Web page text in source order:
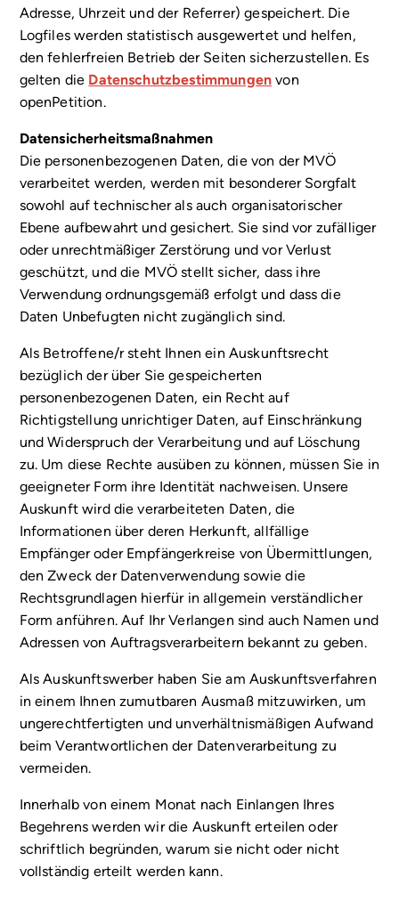
Adresse, Uhrzeit und der Referrer) gespeichert. Die
Logfiles werden statistisch ausgewertet und helfen,
den fehlerfreien Betrieb der Seiten sicherzustellen. Es
gelten die Datenschutzbestimmungen von
openPetition.
Datensicherheitsmaßnahmen
Die personenbezogenen Daten, die von der MVÖ
verarbeitet werden, werden mit besonderer Sorgfalt
sowohl auf technischer als auch organisatorischer
Ebene aufbewahrt und gesichert. Sie sind vor zufälliger
oder unrechtmäßiger Zerstörung und vor Verlust
geschützt, und die MVÖ stellt sicher, dass ihre
Verwendung ordnungsgemäß erfolgt und dass die
Daten Unbefugten nicht zugänglich sind.
Als Betroffene/r steht Ihnen ein Auskunftsrecht
bezüglich der über Sie gespeicherten
personenbezogenen Daten, ein Recht auf
Richtigstellung unrichtiger Daten, auf Einschränkung
und Widerspruch der Verarbeitung und auf Löschung
zu. Um diese Rechte ausüben zu können, müssen Sie in
geeigneter Form ihre Identität nachweisen. Unsere
Auskunft wird die verarbeiteten Daten, die
Informationen über deren Herkunft, allfällige
Empfänger oder Empfängerkreise von Übermittlungen,
den Zweck der Datenverwendung sowie die
Rechtsgrundlagen hierfür in allgemein verständlicher
Form anführen. Auf Ihr Verlangen sind auch Namen und
Adressen von Auftragsverarbeitern bekannt zu geben.
Als Auskunftswerber haben Sie am Auskunftsverfahren
in einem Ihnen zumutbaren Ausmaß mitzuwirken, um
ungerechtfertigten und unverhältnismäßigen Aufwand
beim Verantwortlichen der Datenverarbeitung zu
vermeiden.
Innerhalb von einem Monat nach Einlangen Ihres
Begehrens werden wir die Auskunft erteilen oder
schriftlich begründen, warum sie nicht oder nicht
vollständig erteilt werden kann.